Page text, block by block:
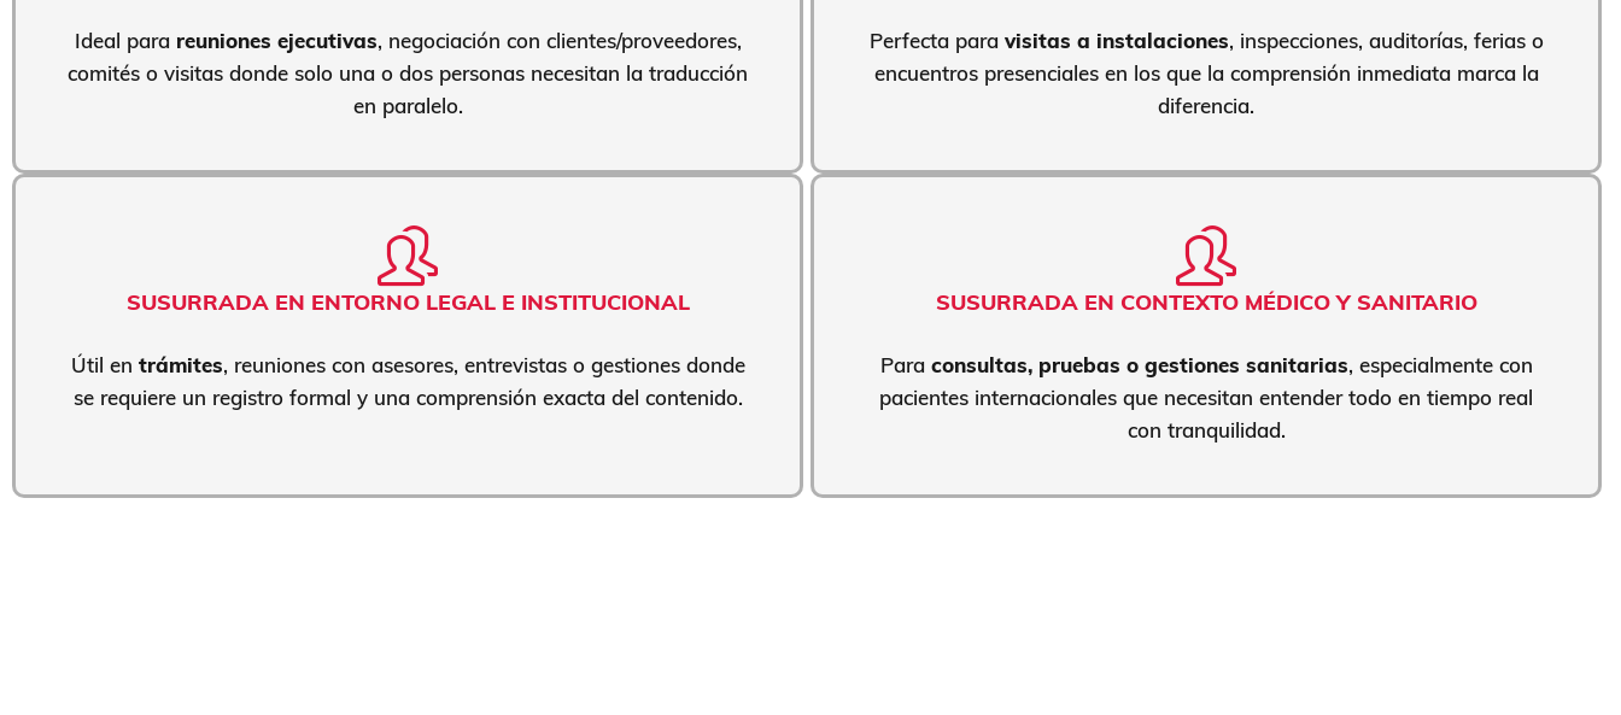
Ideal para reuniones ejecutivas, negociación con clientes/proveedores,
comités o visitas donde solo una o dos personas necesitan la traducción
en paralelo.
Perfecta para visitas a instalaciones, inspecciones, auditorías, ferias o
encuentros presenciales en los que la comprensión inmediata marca la
diferencia.
SUSURRADA EN ENTORNO LEGAL E INSTITUCIONAL
Útil en trámites, reuniones con asesores, entrevistas o gestiones donde
se requiere un registro formal y una comprensión exacta del contenido.
SUSURRADA EN CONTEXTO MÉDICO Y SANITARIO
Para consultas, pruebas o gestiones sanitarias, especialmente con
pacientes internacionales que necesitan entender todo en tiempo real
con tranquilidad.